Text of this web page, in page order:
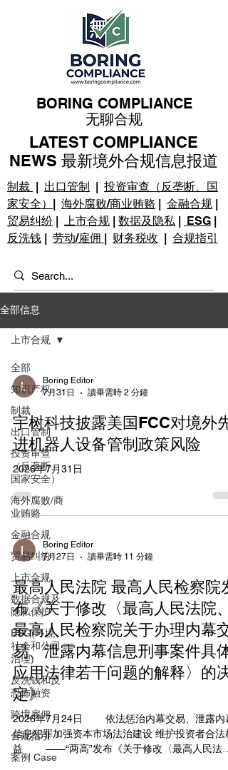
制裁 | 出口管制 | 投资审查（反垄断、国
家安全） | 海外腐败/商业贿赂 | 金融合规 |
贸易纠纷 | 上市合规 | 数据及隐私 | ESG |
反洗钱 | 劳动/雇佣 | 财务税收 | 合规指引
BORING COMPLIANCE
无聊合规
LATEST COMPLIANCE
NEWS 最新境外合规信息报道
全部信息
全部
知识产权
制裁
出口管制
投资审查
（反垄断、
国家安全）
海外腐败/商
业贿赂
金融合规
贸易纠纷
上市合规
数据合规及
隐私保护
ESG(环境、
社会和公司
治理)
反洗钱和反
恐怖融资
跨境雇佣
合规指引
案例 Case
上市合规
Boring Editor
7月31日
讀畢需時 2 分鐘
宇树科技披露美国FCC对境外先
进机器人设备管制政策风险
2026年7月31日
Boring Editor
7月27日
讀畢需時 11 分鐘
最高人民法院 最高人民检察院发
布《关于修改〈最高人民法院、
最高人民检察院关于办理内幕交
易、泄露内幕信息刑事案件具体
应用法律若干问题的解释〉的决
定》
2026年7月24日 依法惩治内幕交易、泄露内
信息犯罪加强资本市场法治建设 维护投资者合法
益 ——“两高”发布《关于修改〈最高人民法
院、最高人民检察院关于办理内幕交易、泄露内幕